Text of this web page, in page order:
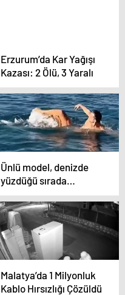
Erzurum’da Kar Yağışı
Kazası: 2 Ölü, 3 Yaralı
Ünlü model, denizde
yüzdüğü sırada
ahtapot saldırısına
uğradı
Malatya’da 1 Milyonluk
Kablo Hırsızlığı Çözüldü